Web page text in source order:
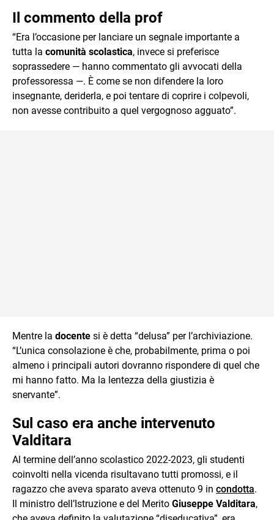
Il commento della prof
“Era l’occasione per lanciare un segnale importante a
tutta la comunità scolastica, invece si preferisce
soprassedere — hanno commentato gli avvocati della
professoressa —. È come se non difendere la loro
insegnante, deriderla, e poi tentare di coprire i colpevoli,
non avesse contribuito a quel vergognoso agguato”.
Mentre la docente si è detta “delusa” per l’archiviazione.
“L’unica consolazione è che, probabilmente, prima o poi
almeno i principali autori dovranno rispondere di quel che
mi hanno fatto. Ma la lentezza della giustizia è
snervante”.
Sul caso era anche intervenuto
Valditara
Al termine dell’anno scolastico 2022-2023, gli studenti
coinvolti nella vicenda risultavano tutti promossi, e il
ragazzo che aveva sparato aveva ottenuto 9 in condotta.
Il ministro dell’Istruzione e del Merito Giuseppe Valditara,